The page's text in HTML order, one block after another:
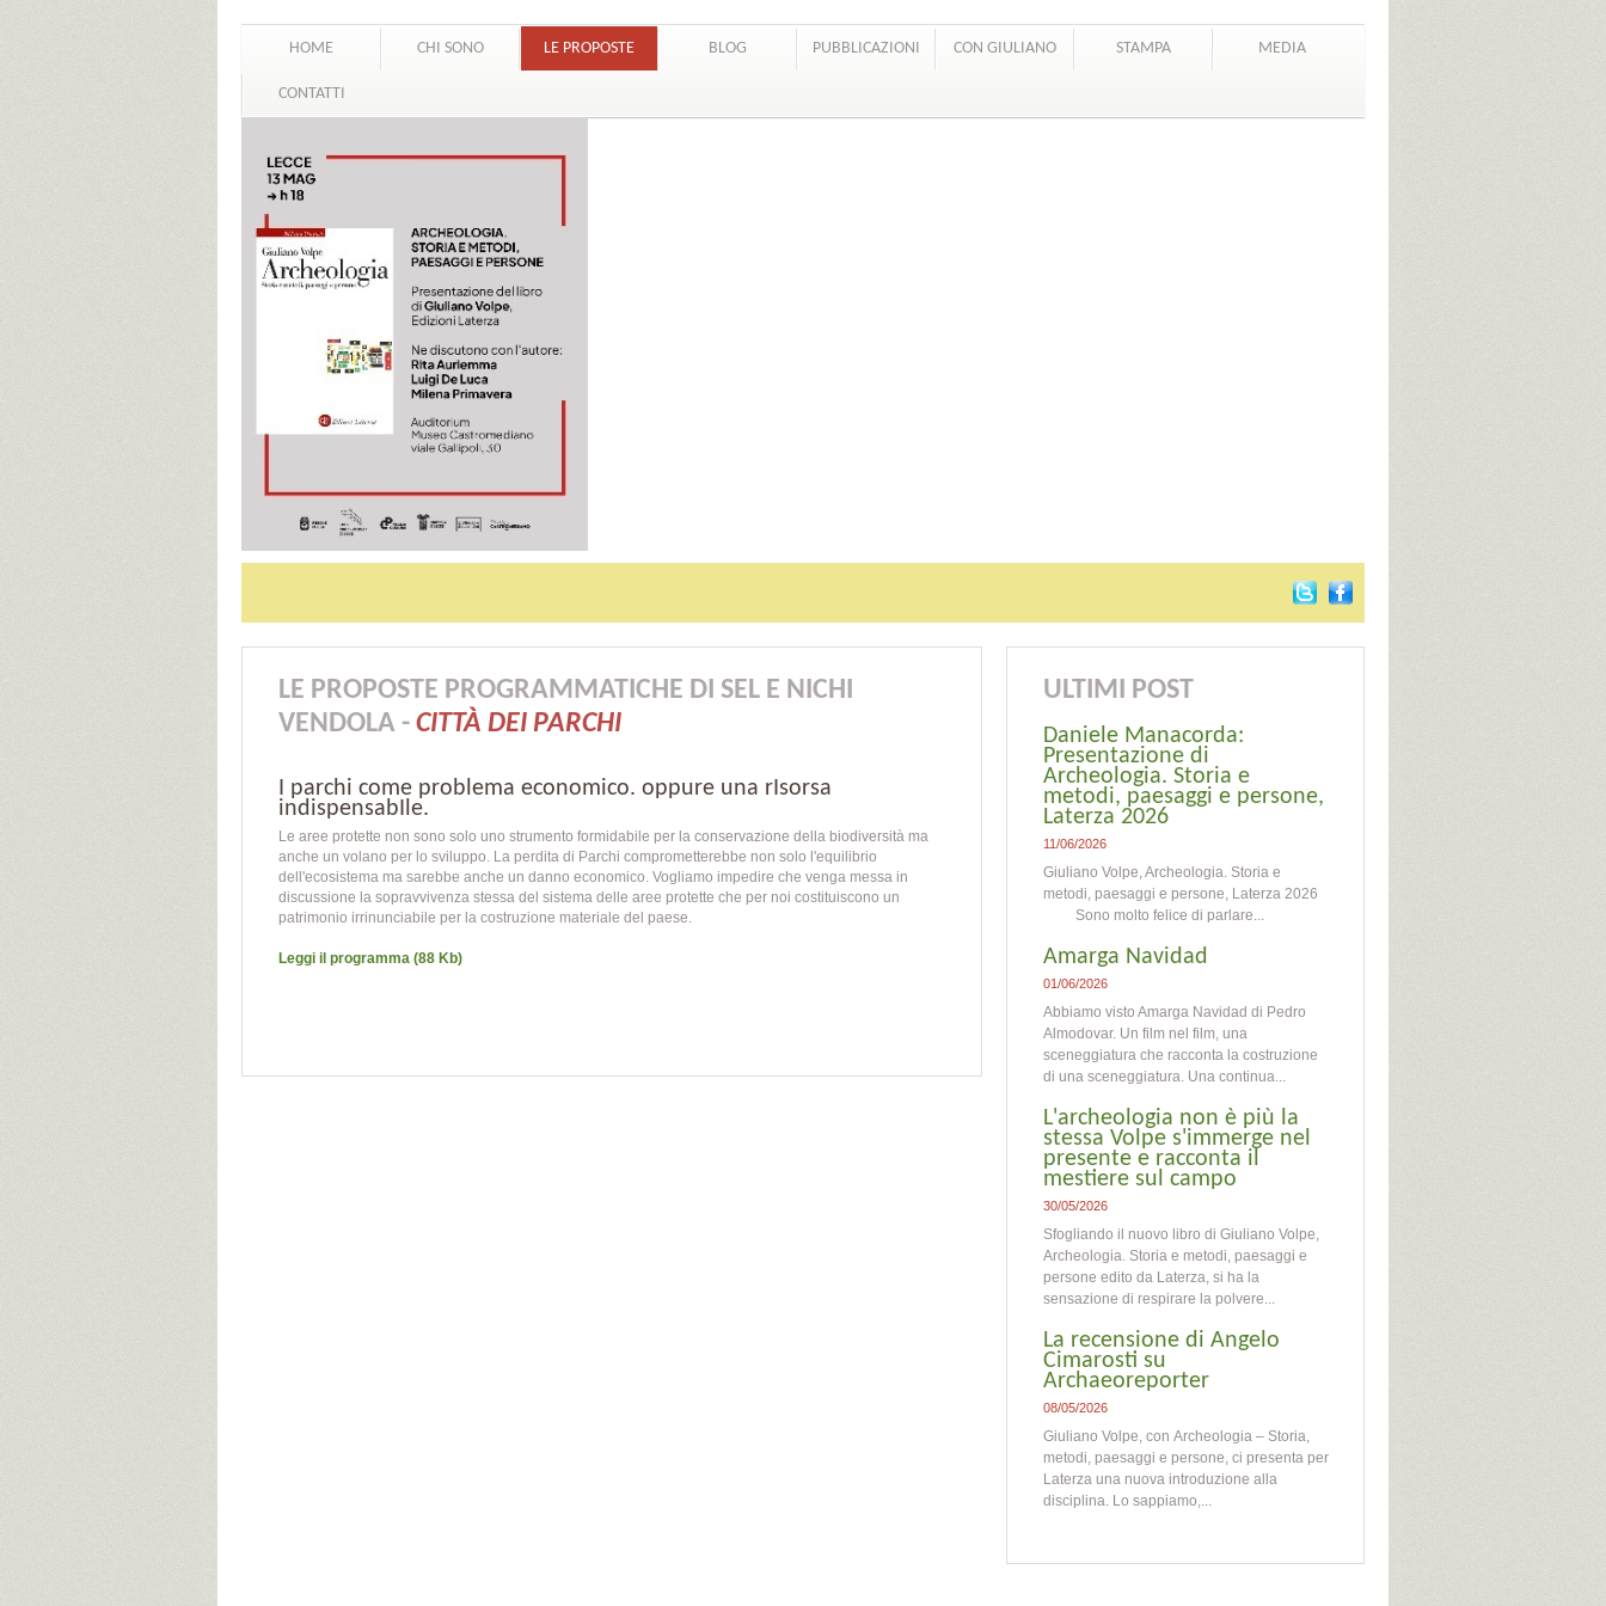
HOME CHI SONO LE PROPOSTE BLOG PUBBLICAZIONI CON GIULIANO STAMPA MEDIA
CONTATTI
LE PROPOSTE PROGRAMMATICHE DI SEL E NICHI
VENDOLA - CITTÀ DEI PARCHI
I parchi come problema economico. oppure una rIsorsa
indispensabIle.
Le aree protette non sono solo uno strumento formidabile per la conservazione della biodiversità ma
anche un volano per lo sviluppo. La perdita di Parchi comprometterebbe non solo l'equilibrio
dell'ecosistema ma sarebbe anche un danno economico. Vogliamo impedire che venga messa in
discussione la sopravvivenza stessa del sistema delle aree protette che per noi costituiscono un
patrimonio irrinunciabile per la costruzione materiale del paese.
Leggi il programma (88 Kb)
ULTIMI POST
Daniele Manacorda:
Presentazione di
Archeologia. Storia e
metodi, paesaggi e persone,
Laterza 2026
11/06/2026
Giuliano Volpe, Archeologia. Storia e
metodi, paesaggi e persone, Laterza 2026
Sono molto felice di parlare...
Amarga Navidad
01/06/2026
Abbiamo visto Amarga Navidad di Pedro
Almodovar. Un film nel film, una
sceneggiatura che racconta la costruzione
di una sceneggiatura. Una continua...
L'archeologia non è più la
stessa Volpe s'immerge nel
presente e racconta il
mestiere sul campo
30/05/2026
Sfogliando il nuovo libro di Giuliano Volpe,
Archeologia. Storia e metodi, paesaggi e
persone edito da Laterza, si ha la
sensazione di respirare la polvere...
La recensione di Angelo
Cimarosti su
Archaeoreporter
08/05/2026
Giuliano Volpe, con Archeologia – Storia,
metodi, paesaggi e persone, ci presenta per
Laterza una nuova introduzione alla
disciplina. Lo sappiamo,...